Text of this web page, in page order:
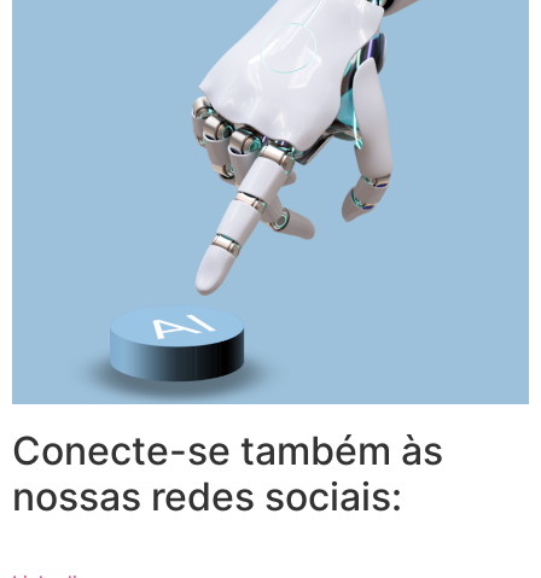
Conecte-se também às
nossas redes sociais: